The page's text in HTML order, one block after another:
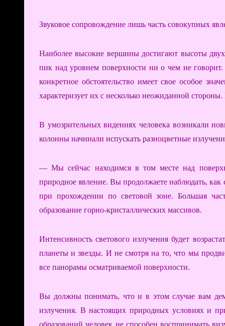
Звуковое сопровождение лишь часть совокупных
Наиболее высокие вершины достигают высоты
пик над уровнем поверхности ни о чем не
конкретное обстоятельство имеет свое особое
характеризует их с несколько неожиданной
В умозрительных видениях человека возникали
колонны начинали испускать разноцветные
— Мы сейчас находимся в том месте над
природное явление. Вы продолжаете наблюдать, как
при прохождении по световой зоне. Большая
образование горно-кристаллических массивов.
Интенсивность светового излучения будет
планеты и звезды. И не смотря на то, что мы
все панорамы осматриваемой поверхности.
Вы должны понимать, что и в этом случае вам
излучения. В настоящих природных условиях и
образований человек не способен воспринимать